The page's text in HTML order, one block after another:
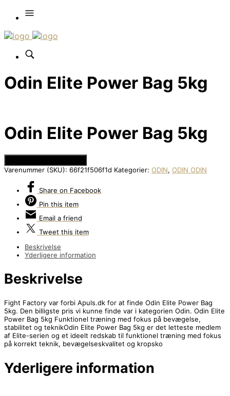
Odin Elite Power Bag 5kg
Odin Elite Power Bag 5kg
Varenummer (SKU): 66f21f506f1d Kategorier: ODIN, ODIN ODIN
Share on Facebook
Pin this item
Email a friend
Tweet this item
Beskrivelse
Yderligere information
Beskrivelse
Fight Factory var forbi Apuls.dk for at finde Odin Elite Power Bag
5kg. Den billigste pris vi kunne finde var i kategorien Odin. Odin Elite
Power Bag 5kg Funktionel træning med fokus på bevægelse,
stabilitet og teknikOdin Elite Power Bag 5kg er det letteste medlem
af Elite-serien og et ideelt redskab til funktionel træning med fokus
på korrekt teknik, bevægelseskvalitet og kropsko
Yderligere information